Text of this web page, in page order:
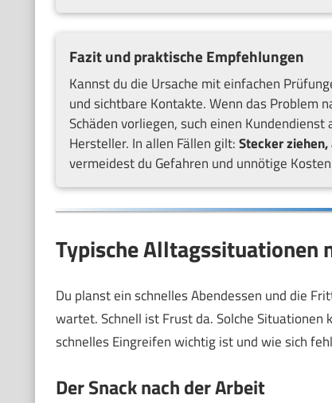
Fazit und praktische Empfehlungen
Kannst du die Ursache mit einfachen
und sichtbare Kontakte. Wenn das Problem
Schäden vorliegen, such einen
Hersteller. In allen Fällen gilt:Stecker
vermeidest du Gefahren und unnötige
Typische Alltagssituationen
Du planst ein schnelles Abendessen und die
wartet. Schnell ist Frust da. Solche
schnelles Eingreifen wichtig ist und wie sich
Der Snack nach der Arbeit